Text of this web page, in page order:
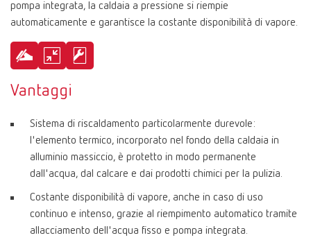
pompa integrata, la caldaia a pressione si riempie
automaticamente e garantisce la costante disponibilità di vapore.
Vantaggi
Sistema di riscaldamento particolarmente durevole:
l'elemento termico, incorporato nel fondo della caldaia in
alluminio massiccio, è protetto in modo permanente
dall'acqua, dal calcare e dai prodotti chimici per la pulizia.
Costante disponibilità di vapore, anche in caso di uso
continuo e intenso, grazie al riempimento automatico tramite
allacciamento dell'acqua fisso e pompa integrata.